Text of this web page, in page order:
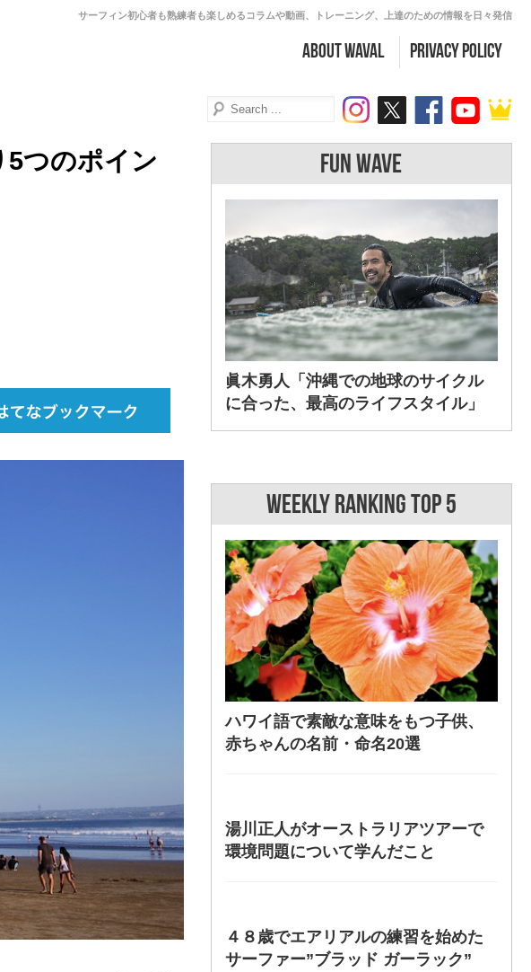
サーフィン初心者も熟練者も楽しめるコラムや動画、トレーニング、上達のための情報を日々発信
about WAVAL PRIVACY POLICY
5つのポイン
FUN WAVE
眞木勇人「沖縄での地球のサイクル
に合った、最高のライフスタイル」
WEEKLY RANKING TOP 5
ハワイ語で素敵な意味をもつ子供、
赤ちゃんの名前・命名20選
湯川正人がオーストラリアツアーで
環境問題について学んだこと
４８歳でエアリアルの練習を始めた
サーファー”ブラッド ガーラック”